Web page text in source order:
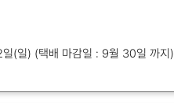
2025년 추석 휴무일 공지 10월 3일(금)~10월 12일(일) (택배 마감일 : 9월 30일 까지)